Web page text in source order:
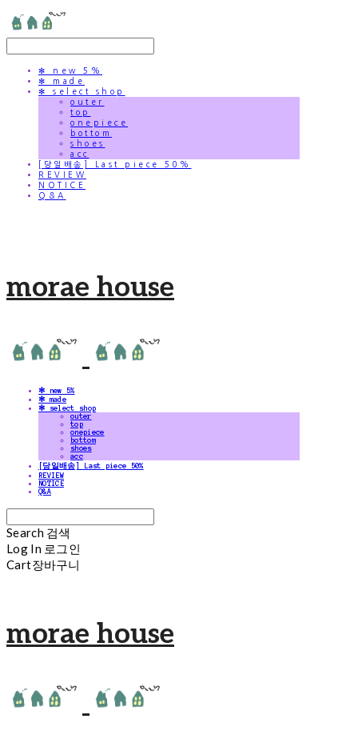
✻ new 5%
✻ made
✻ select shop
outer
top
onepiece
bottom
shoes
acc
[당일배송] Last piece 50%
REVIEW
NOTICE
Q&A
morae house
✻ new 5%
✻ made
✻ select shop
outer
top
onepiece
bottom
shoes
acc
[당일배송] Last piece 50%
REVIEW
NOTICE
Q&A
Search 검색
Log In 로그인
Cart장바구니
morae house